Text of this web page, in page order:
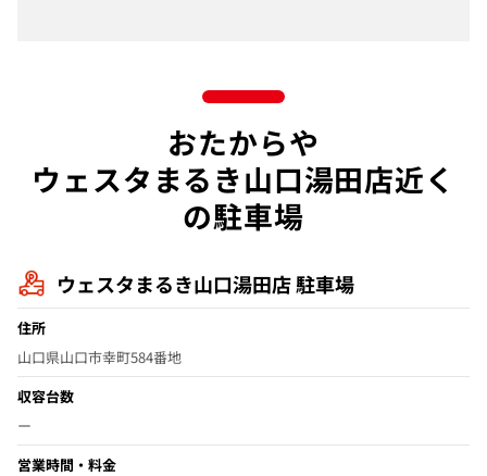
おたからや
ウェスタまるき山口湯田店近く
の駐車場
ウェスタまるき山口湯田店 駐車場
住所
山口県山口市幸町584番地
収容台数
ー
営業時間・料金